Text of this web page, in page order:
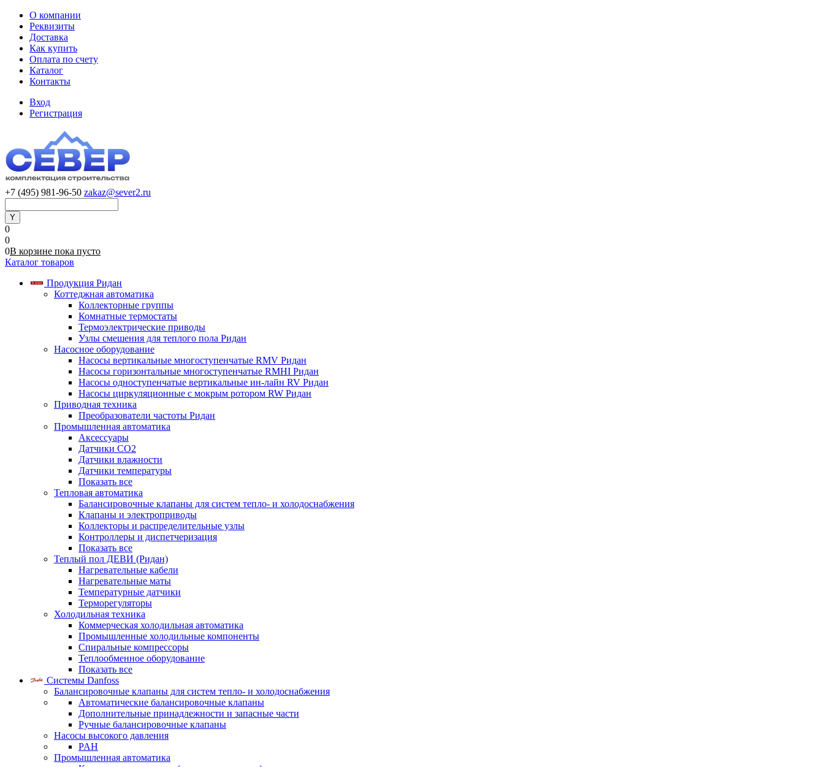
О компании
Реквизиты
Доставка
Как купить
Оплата по счету
Каталог
Контакты
Вход
Регистрация
+7 (495) 981-96-50 zakaz@sever2.ru
0
0
0В корзине пока пусто
Каталог товаров
Продукция Ридан
Коттеджная автоматика
Коллекторные группы
Комнатные термостаты
Термоэлектрические приводы
Узлы смешения для теплого пола Ридан
Насосное оборудование
Насосы вертикальные многоступенчатые RMV Ридан
Насосы горизонтальные многоступенчатые RMHI Ридан
Насосы одноступенчатые вертикальные ин-лайн RV Ридан
Насосы циркуляционные с мокрым ротором RW Ридан
Приводная техника
Преобразователи частоты Ридан
Промышленная автоматика
Аксессуары
Датчики CO2
Датчики влажности
Датчики температуры
Показать все
Тепловая автоматика
Балансировочные клапаны для систем тепло- и холодоснабжения
Клапаны и электроприводы
Коллекторы и распределительные узлы
Контроллеры и диспетчеризация
Показать все
Теплый пол ДЕВИ (Ридан)
Нагревательные кабели
Нагревательные маты
Температурные датчики
Терморегуляторы
Холодильная техника
Коммерческая холодильная автоматика
Промышленные холодильные компоненты
Спиральные компрессоры
Теплообменное оборудование
Показать все
Системы Danfoss
Балансировочные клапаны для систем тепло- и холодоснабжения
Автоматические балансировочные клапаны
Дополнительные принадлежности и запасные части
Ручные балансировочные клапаны
Насосы высокого давления
PAH
Промышленная автоматика